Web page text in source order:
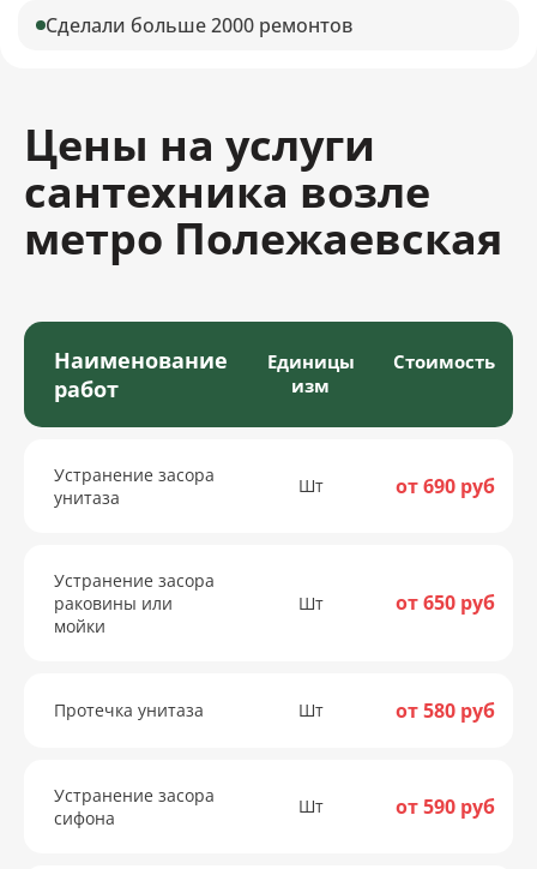
Сделали больше 2000 ремонтов
Цены на услуги
сантехника возле
метро Полежаевская
Наименование
работ
Единицы
изм
Стоимость
Устранение засора
унитаза
Шт от 690 руб
Устранение засора
раковины или
мойки
Шт от 650 руб
Протечка унитаза Шт от 580 руб
Устранение засора
сифона
Шт от 590 руб